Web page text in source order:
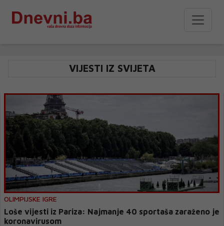
VIJESTI IZ SVIJETA
OLIMPIJSKE IGRE
Loše vijesti iz Pariza: Najmanje 40 sportaša zaraženo je
koronavirusom